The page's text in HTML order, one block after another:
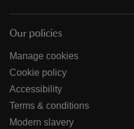
Our policies
Manage cookies
Cookie policy
Accessibility
Terms & conditions
Modern slavery